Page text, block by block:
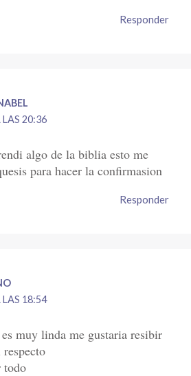
Responder
20:36
algo de la biblia esto me
para hacer la confirmasion
Responder
18:54
muy linda me gustaria resibir
todo